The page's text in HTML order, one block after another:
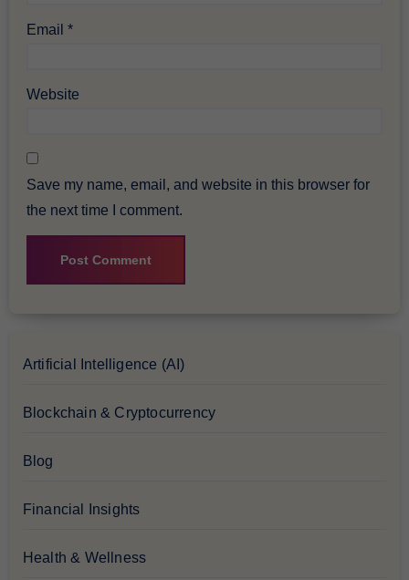
Email*
Website
Save my name, email, and website in this browser for
the next time I comment.
Artificial Intelligence (AI)
Blockchain & Cryptocurrency
Blog
Financial Insights
Health & Wellness